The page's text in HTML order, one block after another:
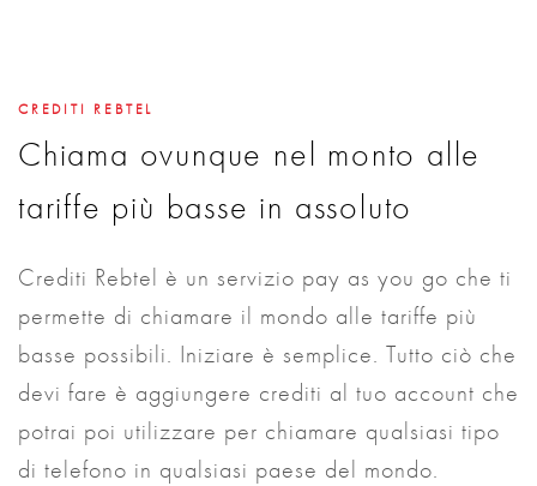
CREDITI REBTEL
Chiama ovunque nel monto alle
tariffe più basse in assoluto
Crediti Rebtel è un servizio pay as you go che ti
permette di chiamare il mondo alle tariffe più
basse possibili. Iniziare è semplice. Tutto ciò che
devi fare è aggiungere crediti al tuo account che
potrai poi utilizzare per chiamare qualsiasi tipo
di telefono in qualsiasi paese del mondo.